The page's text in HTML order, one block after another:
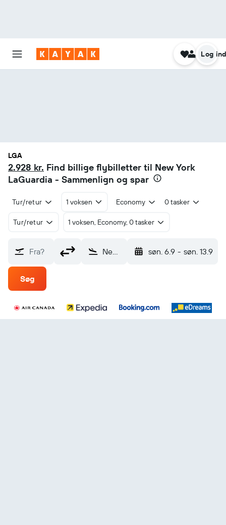
Log
LGA
2.928 kr. Find billige flybilletter til New York
LaGuardia - Sammenlign og spar
Tur/retur 1 voksen Economy 0 tasker
Tur/retur 1 voksen, Economy, 0 tasker
Fra? New York LaGuardia (LGA) søn. 6.9 - søn. 13.9
Søg